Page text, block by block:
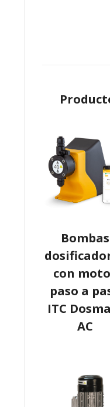
Bombas
con
paso a
ITC
AC